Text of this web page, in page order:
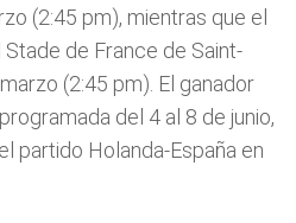
(2:45 pm), mientras que el
de France de Saint-
(2:45 pm). El ganador
del 4 al 8 de junio,
partido Holanda-España en